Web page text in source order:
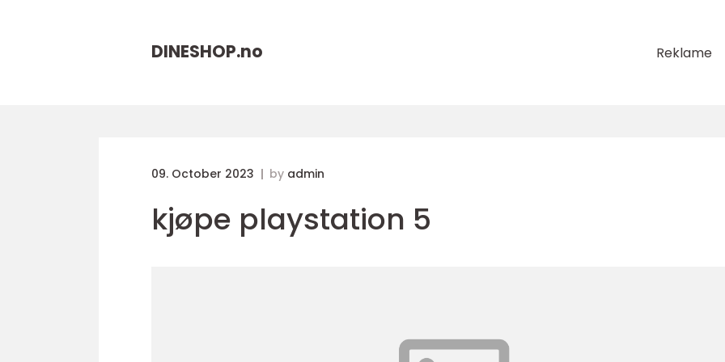
DINESHOP.no Reklame
09. October 2023 by admin
kjøpe playstation 5